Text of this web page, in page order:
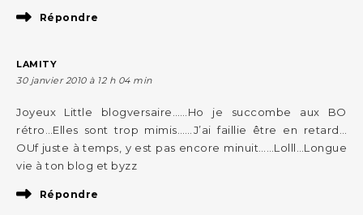
Répondre
LAMITY
30 janvier 2010 à 12 h 04 min
Joyeux Little blogversaire……Ho je succombe aux BO
rétro…Elles sont trop mimis……J’ai faillie être en retard…
OUf juste à temps, y est pas encore minuit……Lolll…Longue
vie à ton blog et byzz
Répondre